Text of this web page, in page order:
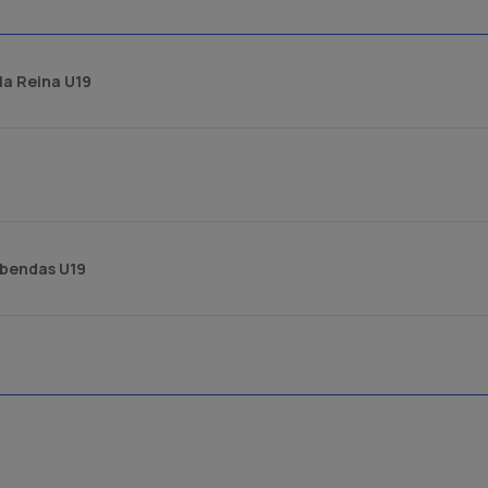
Reina U19
U19